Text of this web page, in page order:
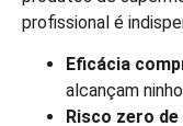
profissional é
Eficácia
alcançam
Risco zero